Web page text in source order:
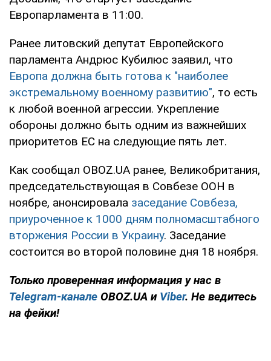
Европарламента в 11:00.
Ранее литовский депутат Европейского
парламента Андрюс Кубилюс заявил, что
Европа должна быть готова к "наиболее
экстремальному военному развитию", то есть
к любой военной агрессии. Укрепление
обороны должно быть одним из важнейших
приоритетов ЕС на следующие пять лет.
Как сообщал OBOZ.UA ранее, Великобритания,
председательствующая в Совбезе ООН в
ноябре, анонсировала заседание Совбеза,
приуроченное к 1000 дням полномасштабного
вторжения России в Украину. Заседание
состоится во второй половине дня 18 ноября.
Только проверенная информация у нас в
Telegram-канале OBOZ.UA и Viber. Не ведитесь
на фейки!